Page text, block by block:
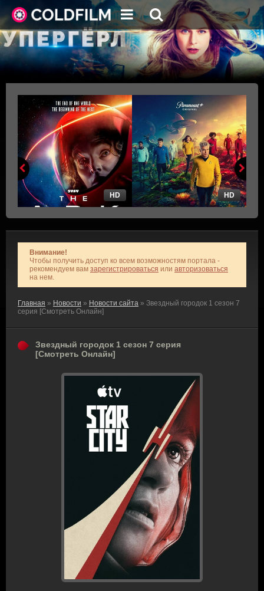
HD HD
Внимание!
Чтобы получить доступ ко всем возможностям портала -
рекомендуем вам зарегистрироваться или авторизоваться
на нем.
Главная » Новости » Новости сайта » Звездный городок 1 сезон 7
серия [Смотреть Онлайн]
Звездный городок 1 сезон 7 серия
[Смотреть Онлайн]